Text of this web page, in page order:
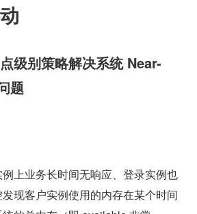
级别策略解决系统 Near-
题
上业务长时间无响应、登录实例也
现客户实例使用的内存在某个时间